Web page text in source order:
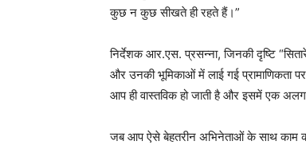
कुछ न कुछ सीखते ही रहते हैं।”
निर्देशक आर.एस. प्रसन्ना, जिनकी दृष्टि
और उनकी भूमिकाओं में लाई गई प्रामाणिकता
आप ही वास्तविक हो जाती है और इसमें एक
जब आप ऐसे बेहतरीन अभिनेताओं के साथ काम